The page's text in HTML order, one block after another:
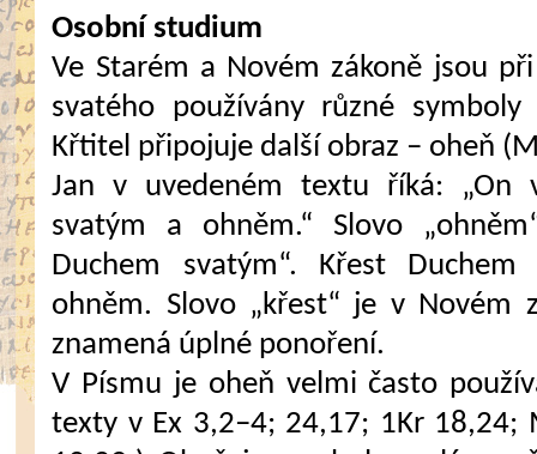
Osobní studium
Ve Starém a Novém zákoně jsou
svatého používány různé
Křtitel připojuje další obraz – oheň
Jan v uvedeném textu říká: „On
svatým a ohněm.“ Slovo
Duchem svatým“. Křest
ohněm. Slovo „křest“ je v Novém
znamená úplné ponoření.
V Písmu je oheň velmi často
texty v Ex 3,2–4; 24,17; 1Kr 18,24;